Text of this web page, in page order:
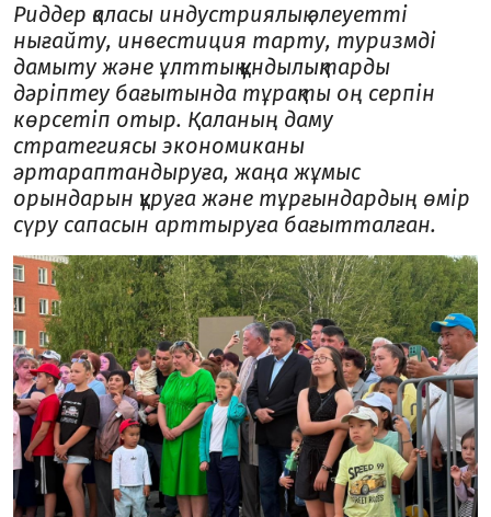
Риддер қаласы индустриялық әлеуетті
нығайту, инвестиция тарту, туризмді
дамыту және ұлттық құндылықтарды
дәріптеу бағытын­да тұрақты оң сер­пін
көрсетіп отыр. Қаланың даму
стратегиясы экономиканы
әртараптандыруға, жаңа жұмыс
орындарын құруға және тұрғындардың өмір
сүру сапасын арттыруға бағытталған.